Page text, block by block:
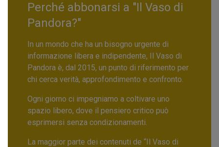
Perché abbonarsi a "Il Vaso di
Pandora?"
In un mondo che ha un bisogno urgente di
informazione libera e indipendente, Il Vaso di
Pandora è, dal 2015, un punto di riferimento per
chi cerca verità, approfondimento e confronto.
Ogni giorno ci impegniamo a coltivare uno
spazio libero, dove il pensiero critico può
esprimersi senza condizionamenti.
La maggior parte dei contenuti de “Il Vaso di